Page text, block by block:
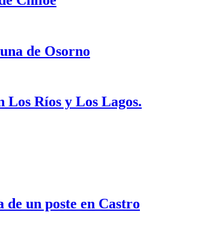
de Osorno
Los Ríos y Los Lagos.
un poste en Castro